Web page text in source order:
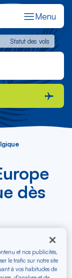
Menu
Statut des vols
Statut des vols
dès
la
et nos publicités,
le trafic sur notre site
à vos habitudes de